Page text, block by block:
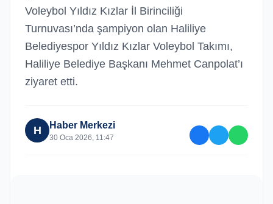
Voleybol Yıldız Kızlar İl Birinciliği
Turnuvası’nda şampiyon olan Haliliye
Belediyespor Yıldız Kızlar Voleybol Takımı,
Haliliye Belediye Başkanı Mehmet Canpolat’ı
ziyaret etti.
H Haber Merkezi
30 Oca 2026, 11:47